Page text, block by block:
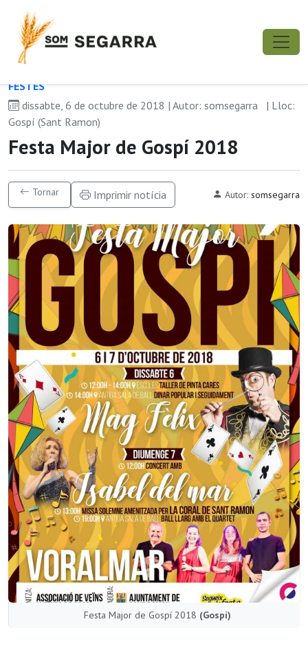
FESTES
dissabte, 6 de octubre de 2018 | Autor: somsegarra
| Lloc:
Gospí (Sant Ramon)
Festa Major de Gospí 2018
Tornar Imprimir notícia Autor: somsegarra
Festa Major de Gospí 2018 (Gospí)